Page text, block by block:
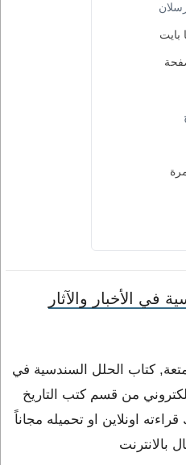
الأخبار والآثار
كتاب الحلل السندسية في
إلكتروني من قسم كتب التاريخ
اونلاين او تحميله مجاناً
بالانترنت